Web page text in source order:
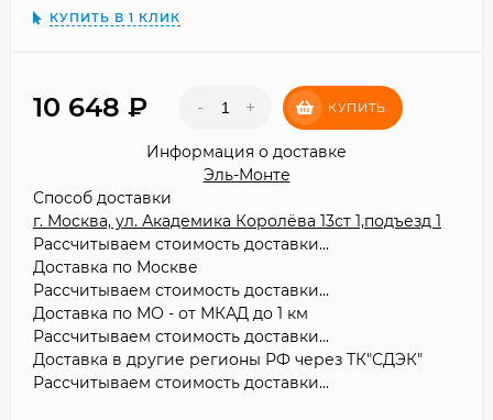
КУПИТЬ В 1 КЛИК
10 648 - + КУПИТЬ
Информация о доставке
Эль-Монте
Способ доставки
г. Москва, ул. Академика Королёва 13ст 1,подъезд 1
Рассчитываем стоимость доставки...
Доставка по Москве
Рассчитываем стоимость доставки...
Доставка по МО - от МКАД до 1 км
Рассчитываем стоимость доставки...
Доставка в другие регионы РФ через ТК"СДЭК"
Рассчитываем стоимость доставки...